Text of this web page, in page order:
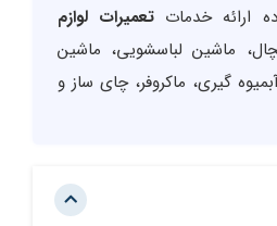
ارائه خدمات تعمیرات لوازم
ماشین لباسشویی، ماشین
گیری، ماکروفر، چای ساز و